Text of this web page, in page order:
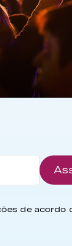
de acordo